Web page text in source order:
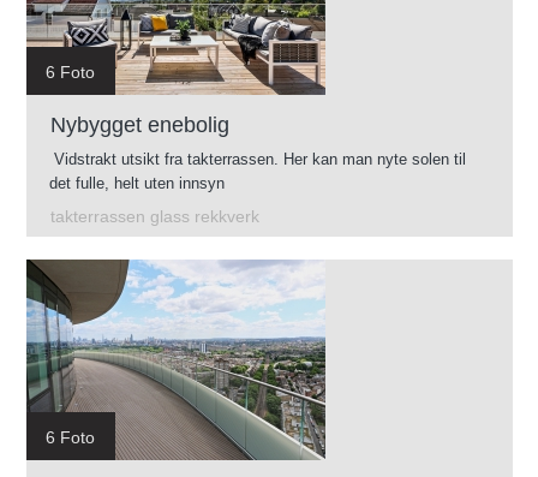
6 Foto
Nybygget enebolig
Vidstrakt utsikt fra takterrassen. Her kan man nyte solen til
det fulle, helt uten innsyn
takterrassen glass rekkverk
6 Foto